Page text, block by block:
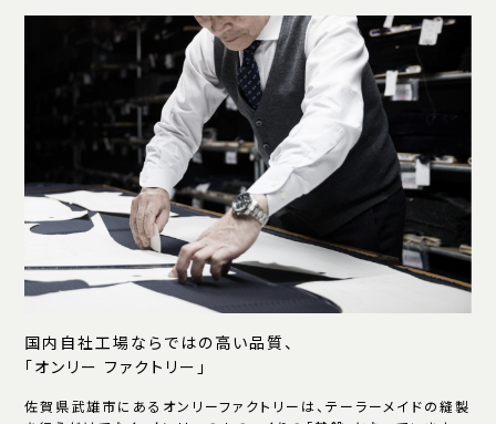
国内自社工場ならではの高い品質、
「オンリー ファクトリー」
佐賀県武雄市にあるオンリーファクトリーは、テーラーメイドの縫製